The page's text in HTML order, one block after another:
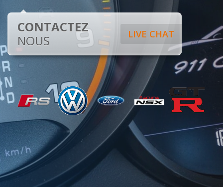
LIVE CHAT
CONTACTEZ
NOUS